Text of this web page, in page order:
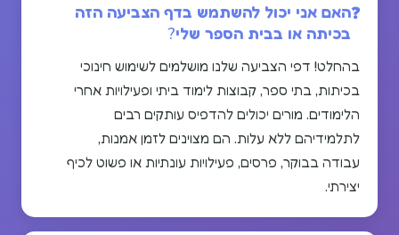
האם אני יכול להשתמש בדף הצביעה הזה
בכיתה או בבית הספר שלי?
בהחלט! דפי הצביעה שלנו מושלמים לשימוש חינוכי
בכיתות, בתי ספר, קבוצות לימוד ביתי ופעילויות אחרי
הלימודים. מורים יכולים להדפיס עותקים רבים
לתלמידיהם ללא עלות. הם מצוינים לזמן אמנות,
עבודה בבוקר, פרסים, פעילויות עונתיות או פשוט לכיף
יצירתי.